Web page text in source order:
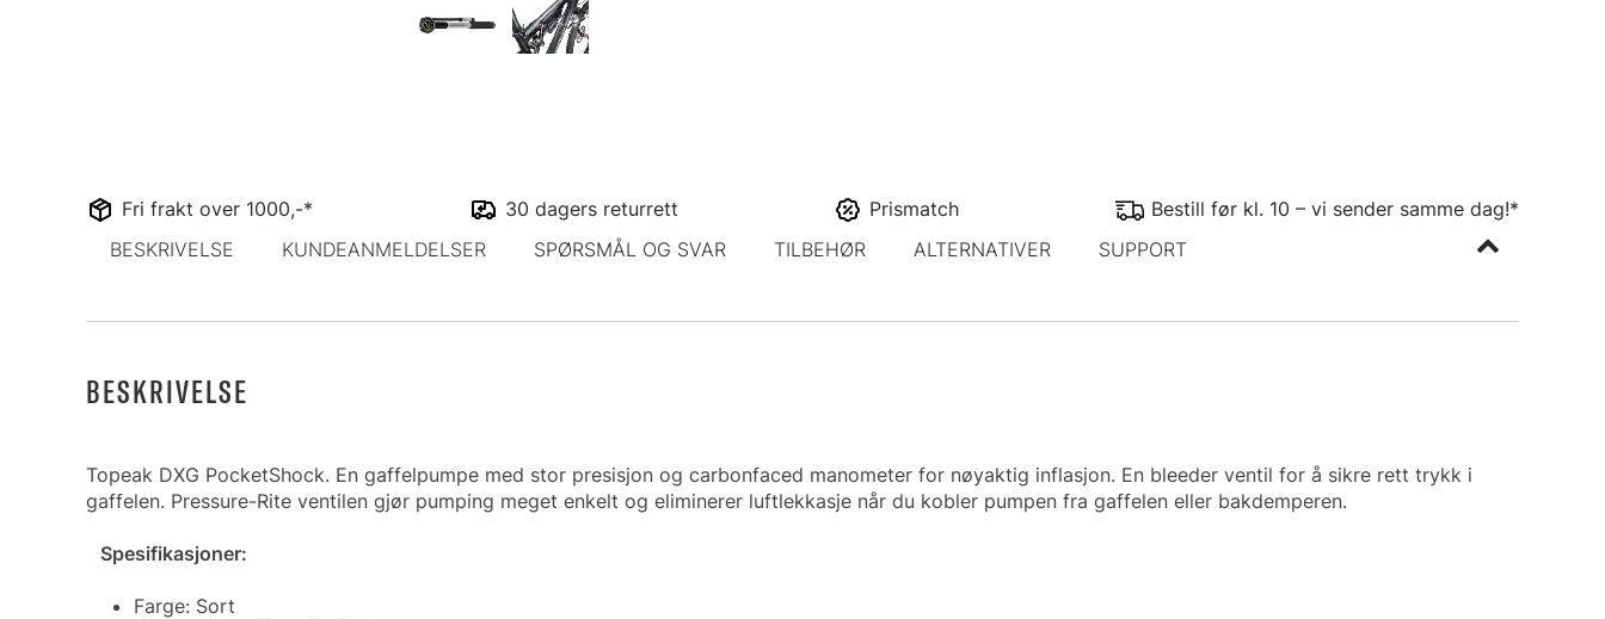
Fri frakt over 1000,-* 30 dagers returrett Prismatch
Bestill før kl. 10 – vi sender samme dag!*
BESKRIVELSE
KUNDEANMELDELSER SPØRSMÅL OG SVAR TILBEHØR ALTERNATIVER SUPPORT
BESKRIVELSE
Topeak DXG PocketShock. En gaffelpumpe med stor presisjon og carbonfaced manometer for nøyaktig inflasjon. En bleeder ventil for å sikre rett trykk i
gaffelen. Pressure-Rite ventilen gjør pumping meget enkelt og eliminerer luftlekkasje når du kobler pumpen fra gaffelen eller bakdemperen.
Spesifikasjoner:
Farge: Sort